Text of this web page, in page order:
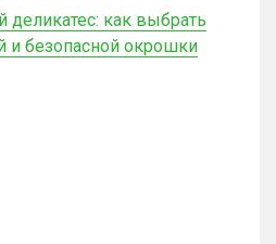
деликатес: как выбрать
и безопасной окрошки